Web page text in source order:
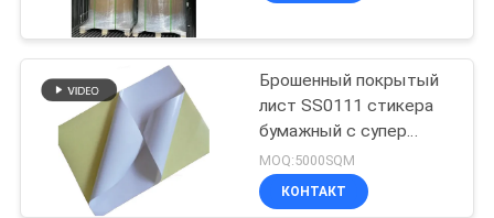
PRIVACY
POLICY
Слипчивый стикер
штрихкода
34
Брошенный покрытый
лист SS0111 стикера
бумажный с супер
сильным слипчивым
клеем
MOQ:5000SQM
КОНТАКТ